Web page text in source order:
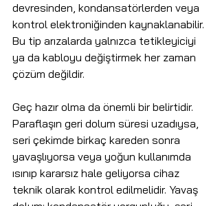
devresinden, kondansatörlerden veya
kontrol elektroniğinden kaynaklanabilir.
Bu tip arızalarda yalnızca tetikleyiciyi
ya da kabloyu değiştirmek her zaman
çözüm değildir.
Geç hazır olma da önemli bir belirtidir.
Paraflaşın geri dolum süresi uzadıysa,
seri çekimde birkaç kareden sonra
yavaşlıyorsa veya yoğun kullanımda
ısınıp kararsız hale geliyorsa cihaz
teknik olarak kontrol edilmelidir. Yavaş